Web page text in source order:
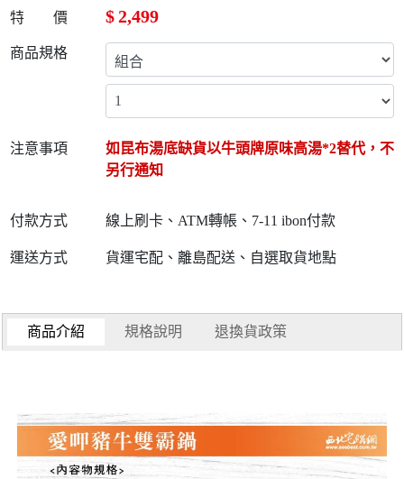
特 價 $2,499
商品規格
注意事項
如昆布湯底缺貨以牛頭牌原味高湯*2替代，不
另行通知
付款方式 線上刷卡、ATM轉帳、7-11 ibon付款
運送方式 貨運宅配、離島配送、自選取貨地點
商品介紹 規格說明 退換貨政策